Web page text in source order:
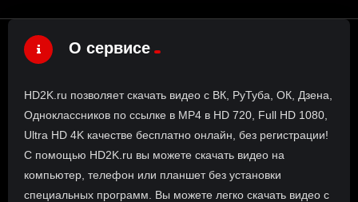
О сервисе
HD2K.ru позволяет скачать видео с ВК, РуТуба, ОК, Дзена,
Одноклассников по ссылке в MP4 в HD 720, Full HD 1080,
Ultra HD 4K качестве бесплатно онлайн, без регистрации!
С помощью HD2K.ru вы можете скачать видео на
компьютер, телефон или планшет без установки
специальных программ. Вы можете легко скачать видео с